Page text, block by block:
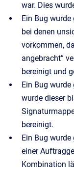
war. Dies
Ein Bug wurde
bei denen
vorkommen,
angebracht”
bereinigt und
Ein Bug
wurde dieser
bereinigt.
Ein Bug
einer
Kombination